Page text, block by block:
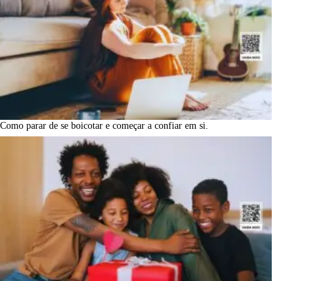
Como parar de se boicotar e começar a confiar em si.